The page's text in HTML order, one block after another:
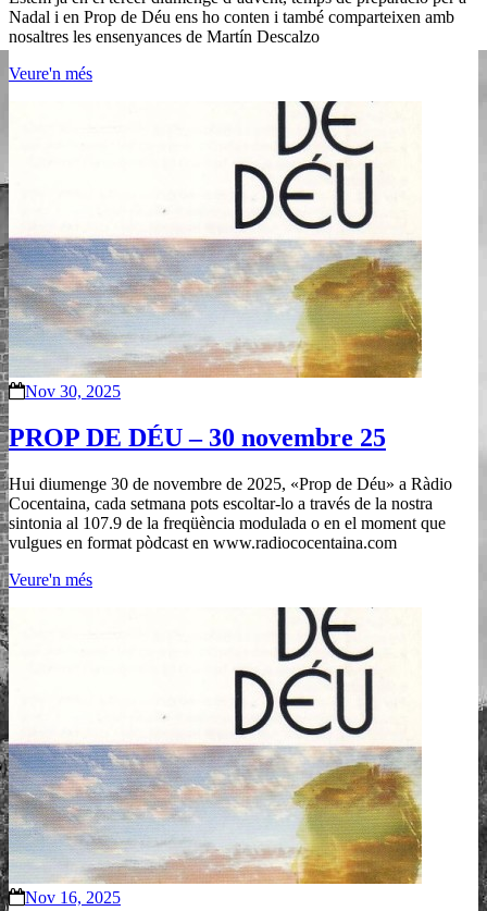
Nadal i en Prop de Déu ens ho conten i també comparteixen amb
nosaltres les ensenyances de Martín Descalzo
Veure'n més
Nov 30, 2025
PROP DE DÉU – 30 novembre 25
Hui diumenge 30 de novembre de 2025, «Prop de Déu» a Ràdio
Cocentaina, cada setmana pots escoltar-lo a través de la nostra
sintonia al 107.9 de la freqüència modulada o en el moment que
vulgues en format pòdcast en www.radiococentaina.com
Veure'n més
Nov 16, 2025